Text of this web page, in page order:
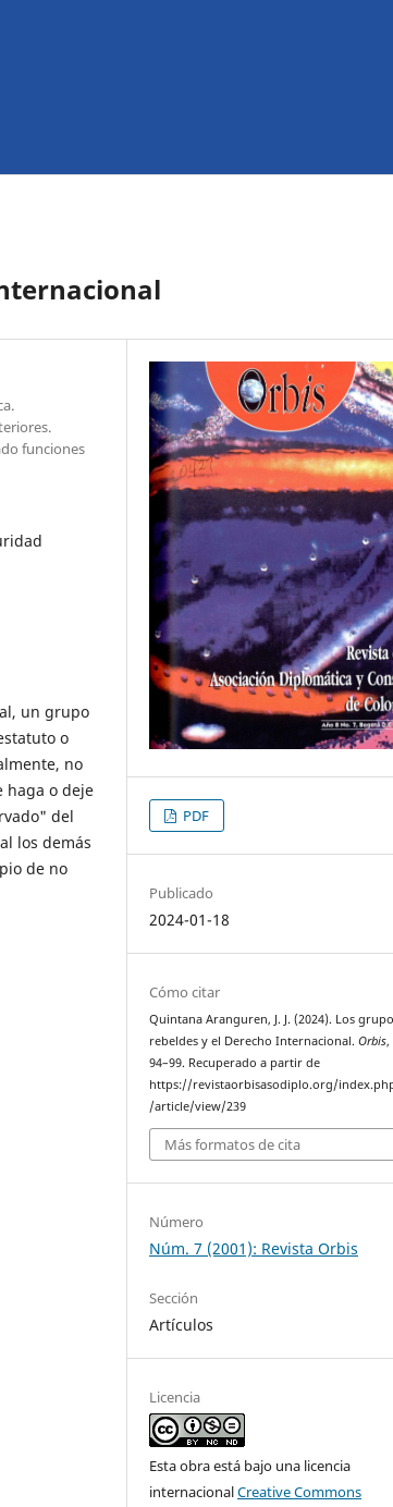
funciones
un grupo
o
no
haga o deje
del
los demás
de no
PDF
Publicado
2024-01-18
Cómo citar
Quintana Aranguren, J. J. (2024). Los
rebeldes y el Derecho Internacional.Orbis,
94–99. Recuperado a partir de
https://revistaorbisasodiplo.org/
/article/view/239
Más formatos de cita
Número
Núm. 7 (2001): Revista Orbis
Sección
Artículos
Licencia
Esta obra está bajo una licencia
internacionalCreative Commons